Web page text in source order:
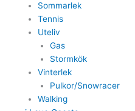
Sommarlek
Tennis
Uteliv
Gas
Stormkök
Vinterlek
Pulkor/Snowracer
Walking